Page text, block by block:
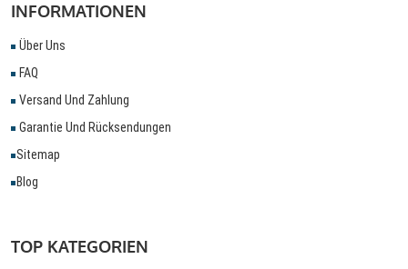
INFORMATIONEN
Über Uns
FAQ
Versand Und Zahlung
Garantie Und Rücksendungen
Sitemap
Blog
TOP KATEGORIEN